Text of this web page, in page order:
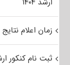
زمان اعلام نتایج
ثبت نام کنکور ارشد